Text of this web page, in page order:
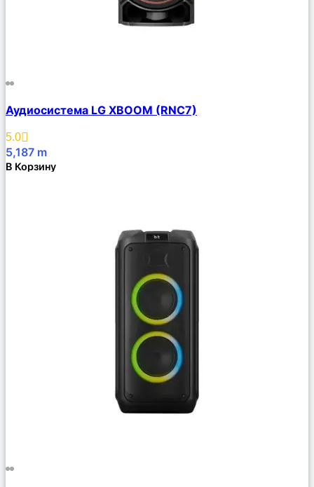
Описание
Избранное
Аудиосистема LG XBOOM (RNC7)
5.0
5,187 m
В Корзину